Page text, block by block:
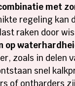
met
regeling kan
raken door
op
zoals in delen
snel
of ontharders